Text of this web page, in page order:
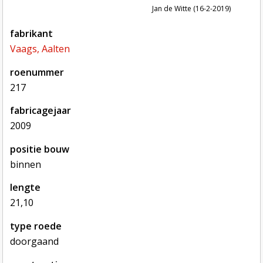
Jan de Witte (16-2-2019)
fabrikant
Vaags, Aalten
roenummer
217
fabricagejaar
2009
positie bouw
binnen
lengte
21,10
type roede
doorgaand